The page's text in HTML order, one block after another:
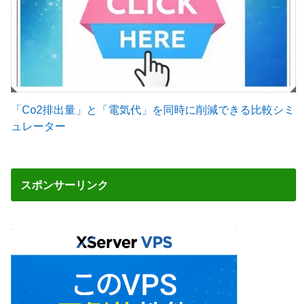
「Co2排出量」と「電気代」を同時に削減できる比較シミ
ュレーター
スポンサーリンク